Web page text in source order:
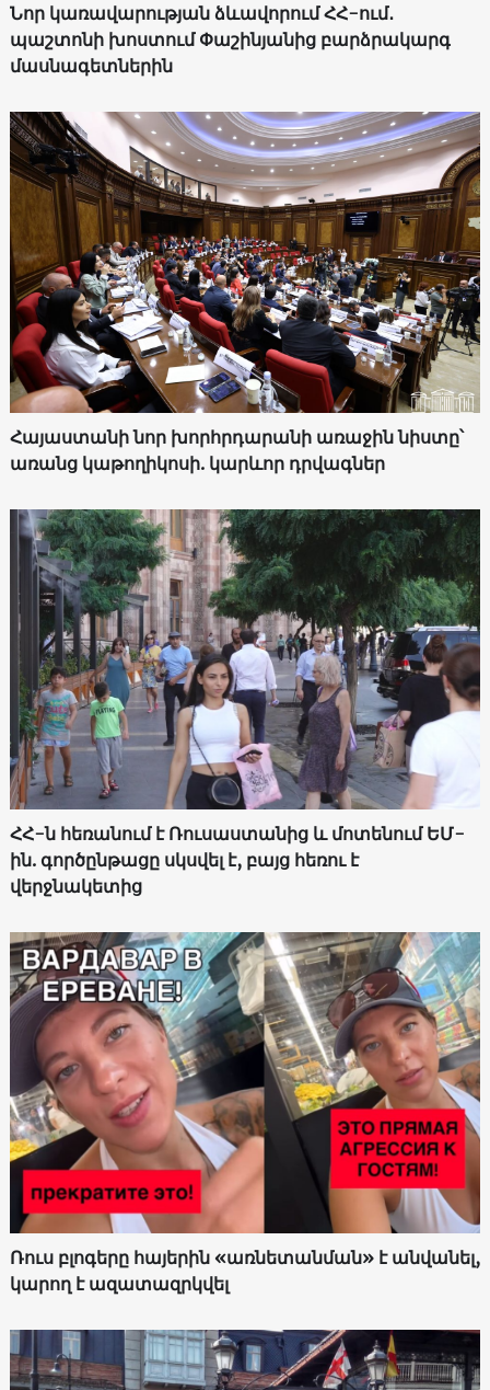
Նոր կառավարության ձևավորում ՀՀ-ում․
պաշտոնի խոստում Փաշինյանից բարձրակարգ
մասնագետներին
Հայաստանի նոր խորհրդարանի առաջին նիստը՝
առանց կաթողիկոսի. կարևոր դրվագներ
ՀՀ-ն հեռանում է Ռուսաստանից և մոտենում ԵՄ-
ին. գործընթացը սկսվել է, բայց հեռու է
վերջնակետից
Ռուս բլոգերը հայերին «առնետանման» է անվանել,
կարող է ազատազրկվել